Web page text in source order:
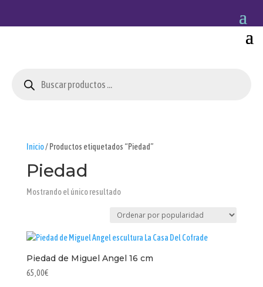
productos
Inicio/ Productos etiquetados “Piedad”
Piedad
Mostrando el único resultado
Piedad de Miguel Angel 16 cm
65,00€